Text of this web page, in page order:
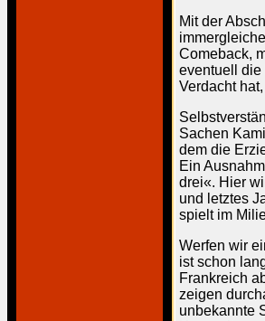
Mit der
Comeback,
eventuell die
Verdacht
Sachen
dem die
Ein
drei«. Hier
und letztes
spielt im
Werfen wir
ist schon
Frankreich
zeigen
unbekannte